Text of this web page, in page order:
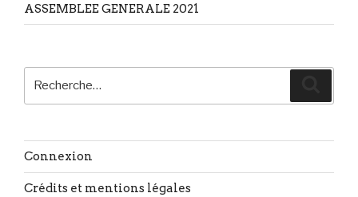
ASSEMBLEE GENERALE 2021
Connexion
Crédits et mentions légales